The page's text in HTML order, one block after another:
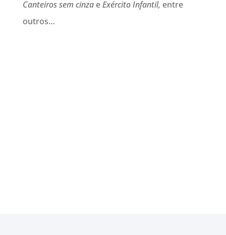
Canteiros sem cinza eExército Infantil, entre
outros…